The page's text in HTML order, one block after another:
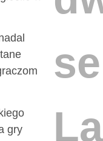
gry